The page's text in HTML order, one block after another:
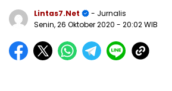
Lintas7.net
- Jurnalis
Senin, 26 Oktober 2020 - 20:02 WIB